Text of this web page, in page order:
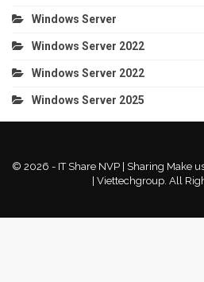
Windows Server
Windows Server 2022
Windows Server 2022
Windows Server 2025
© 2026 - IT Share NVP | Sharing Make
| Viettechgroup. All